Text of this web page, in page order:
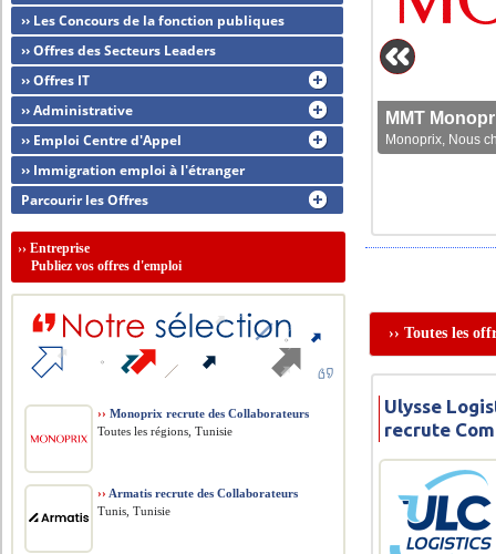
MMT
Monoprix, Nous
›› Toutes les
Ulysse
recrute
›› Les Concours de la fonction publiques
›› Offres des Secteurs Leaders
›› Offres IT
›› Administrative
›› Emploi Centre d'Appel
›› Immigration emploi à l'étranger
Parcourir les Offres
››Entreprise
Publiez vos offres d'emploi
›› Monoprix recrute des Collaborateurs
Toutes les régions, Tunisie
›› Armatis recrute des Collaborateurs
Tunis, Tunisie